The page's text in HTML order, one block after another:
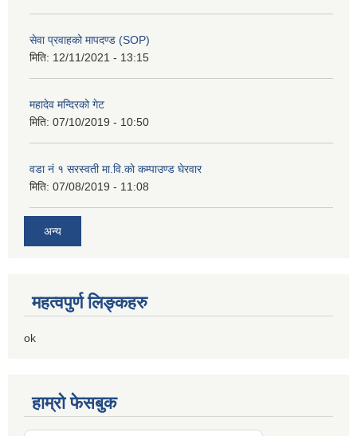
सेवा प्रवाहको मापदण्ड (SOP)
मिति: 12/11/2021 - 13:15
महादेव मन्दिरको गेट
मिति: 07/10/2019 - 10:50
वडा नं १ सरस्वती मा.वि.काे कम्पाउण्ड घेरवार
मिति: 07/08/2019 - 11:08
अन्य
महत्वपुर्ण लिङ्कहरु
ok
हाम्रो फेसबुक